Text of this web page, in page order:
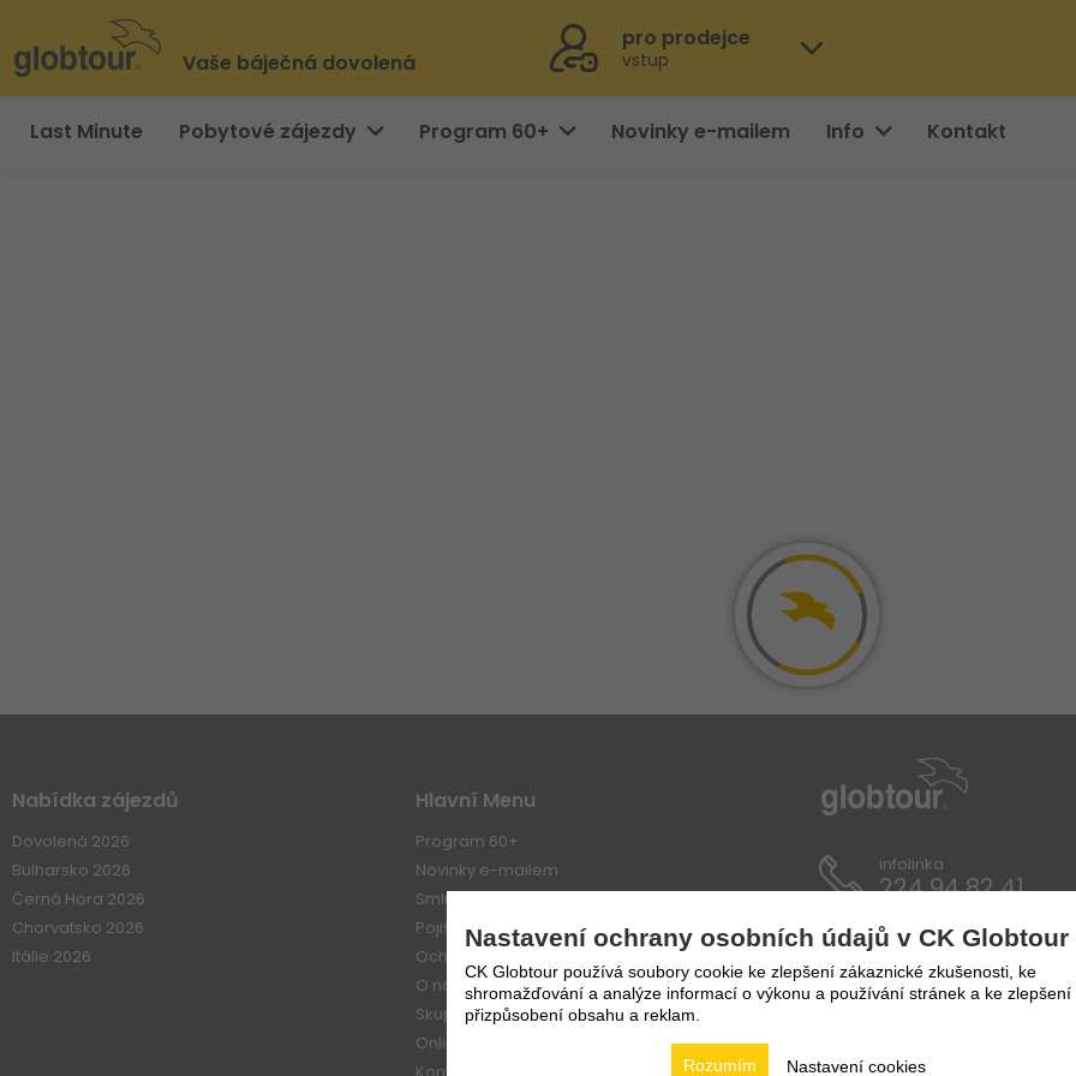
Vaše báječná dovolená
pro prodejce
vstup
Last Minute Pobytové zájezdy Program 60+ Novinky e-mailem Info Kontakt
Nabídka zájezdů
Dovolená 2026
Bulharsko 2026
Černá Hora 2026
Chorvatsko 2026
Itálie 2026
Hlavní Menu
Program 60+
Novinky e-mailem
Smluvní vztahy
Pojištení
Ochrana osobních údajů
O nás
Skupiny
Online platba
infolinka
224 94 82 41
Nastavení ochrany osobních údajů v CK Globtour
CK Globtour používá soubory cookie ke zlepšení zákaznické zkušenosti, ke
shromažďování a analýze informací o výkonu a používání stránek a ke zlepšení
přizpůsobení obsahu a reklam.
Nastavení cookies
Rozumím